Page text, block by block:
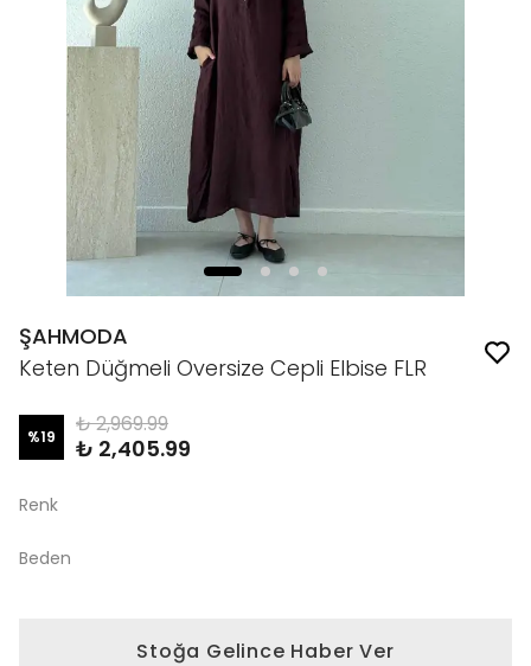
ŞAHMODA
Keten Düğmeli Oversize Cepli Elbise FLR
%19 ₺ 2,969.99
₺ 2,405.99
Renk
Beden
Stoğa Gelince Haber Ver